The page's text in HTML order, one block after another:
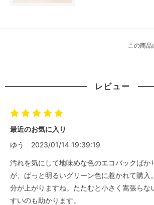
この商品
レビュー
最近のお気に入り
ゆう
2023/01/14 19:39:19
汚れを気にして地味めな色のエコバックばか
が、ぱっと明るいグリーン色に惹かれて購入
分が上がりますね。たたむと小さく嵩張らな
すいのも助かります。